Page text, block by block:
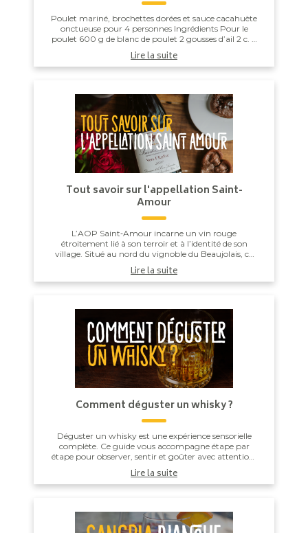
Poulet mariné, brochettes dorées et sauce cacahuète
onctueuse pour 4 personnes Ingrédients Pour le
poulet 600 g de blanc de poulet 2 gousses d’ail 2 c. à
soupe de sauce soja ...
Lire la suite
Tout savoir sur l'appellation Saint-
Amour
L’AOP Saint‑Amour incarne un vin rouge
étroitement lié à son terroir et à l’identité de son
village. Situé au nord du vignoble du Beaujolais, ce
cru, l’un des 12 crus du Beaujolais, séduit par sa...
Lire la suite
Comment déguster un whisky ?
Déguster un whisky est une expérience sensorielle
complète. Ce guide vous accompagne étape par
étape pour observer, sentir et goûter avec attention,
Lire la suite